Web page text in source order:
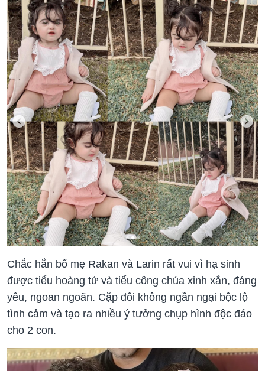
Chắc hẳn bố mẹ Rakan và Larin rất vui vì hạ sinh
được tiểu hoàng tử và tiểu công chúa xinh xắn, đáng
yêu, ngoan ngoãn. Cặp đôi không ngần ngại bộc lộ
tình cảm và tạo ra nhiều ý tưởng chụp hình độc đáo
cho 2 con.